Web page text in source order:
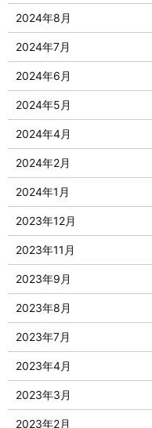
2024年8月
2024年7月
2024年6月
2024年5月
2024年4月
2024年2月
2024年1月
2023年12月
2023年11月
2023年9月
2023年8月
2023年7月
2023年4月
2023年3月
2023年2月